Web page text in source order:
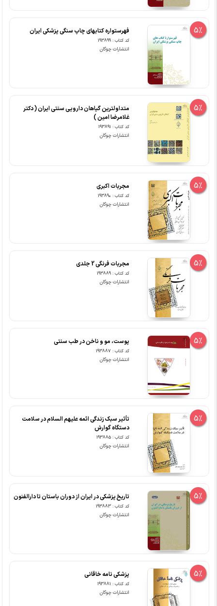
5% فهرستواره کتابهای چاپ سنگی پزشکی ایران
کد کتاب : 193899
انتشارات چوگان
5%
متداولترین گیاهان دارویی سنتی ایران ( دکتر
غلامرضا امین )
کد کتاب : 193891
انتشارات چوگان
5% مجربات اکبری
کد کتاب : 193890
انتشارات چوگان
5% مجربات فرنگی 2 جلدی
کد کتاب : 193889
انتشارات چوگان
5% پوست، مو و ناخن در طب سنتی
کد کتاب : 193887
انتشارات چوگان
5%
تأثیر سبک زندگی ائمه علیهم السلام در سلامت
دستگاه گوارش
کد کتاب : 193885
انتشارات چوگان
5% تاریخ پزشکی در ایران از دوران باستان تا دارالفنون
کد کتاب : 193883
انتشارات چوگان
5% پزشکی نامه خاقانی
کد کتاب : 193881
انتشارات چوگان